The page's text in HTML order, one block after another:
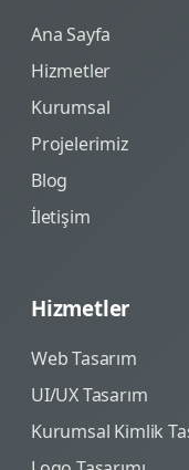
Ana Sayfa
Hizmetler
Kurumsal
Projelerimiz
Blog
İletişim
Hizmetler
Web Tasarım
UI/UX Tasarım
Kurumsal Kimlik